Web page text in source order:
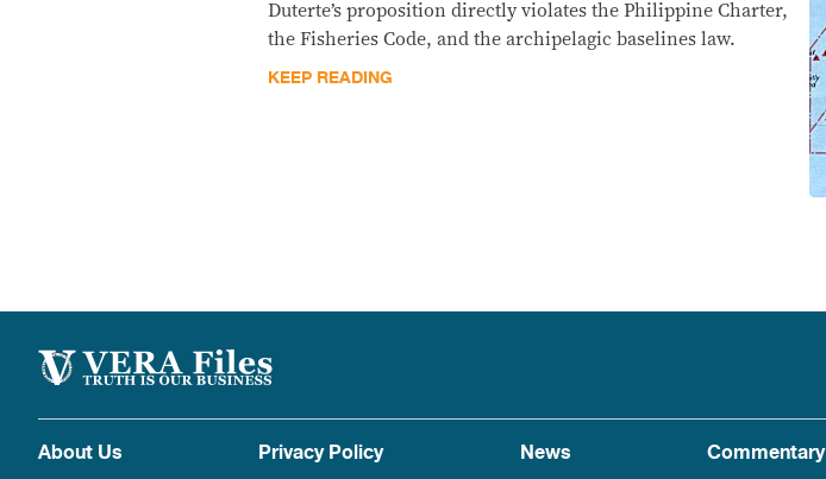
Duterte’s proposition directly violates the Philippine Charter,
the Fisheries Code, and the archipelagic baselines law.
KEEP READING
About Us Privacy Policy News Commentary